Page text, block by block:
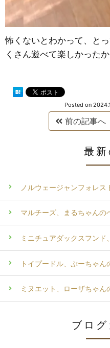
怖くないとわかって、と
くさん遊べて楽しかったか
Posted on
前の記事へ
最
ノルウェージャンフォレ
マルチーズ、まるちゃんの
ミニチュアダックスフン
トイプードル、ぷーちゃん
ミヌエット、ローザちゃん
ブログ